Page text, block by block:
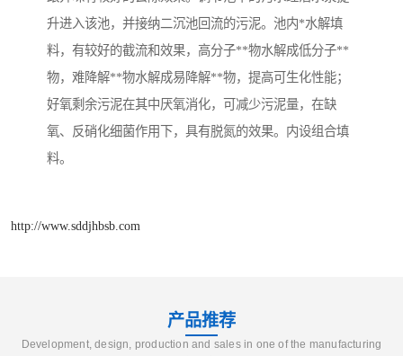
升进入该池，并接纳二沉池回流的污泥。池内*水解填
料，有较好的截流和效果，高分子**物水解成低分子**
物，难降解**物水解成易降解**物，提高可生化性能；
好氧剩余污泥在其中厌氧消化，可减少污泥量，在缺
氧、反硝化细菌作用下，具有脱氮的效果。内设组合填
料。
http://www.sddjhbsb.com
产品推荐
Development, design, production and sales in one of the manufacturing